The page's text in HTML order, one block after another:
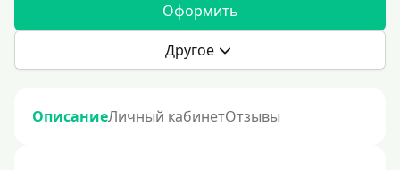
Оформить
Другое
ОписаниеЛичный кабинетОтзывы